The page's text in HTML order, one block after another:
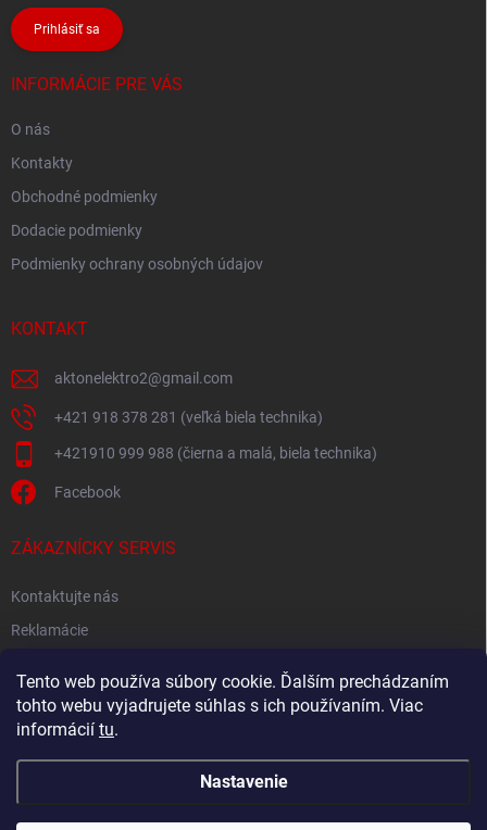
Tento web používa súbory cookie. Ďalším prechádzaním
tohto webu vyjadrujete súhlas s ich používaním. Viac
informácií tu.
Nastavenie
Prihlásiť sa
INFORMÁCIE PRE VÁS
O nás
Kontakty
Obchodné podmienky
Dodacie podmienky
Podmienky ochrany osobných údajov
KONTAKT
aktonelektro2@gmail.com
+421 918 378 281 (veľká biela technika)
+421910 999 988 (čierna a malá, biela technika)
Facebook
ZÁKAZNÍCKY SERVIS
Kontaktujte nás
Reklamácie